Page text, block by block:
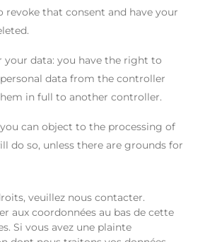
revoke that consent and have your
your data: you have the right to
data from the controller
in full to another controller.
can object to the processing of
do so, unless there are grounds for
veuillez nous contacter.
aux coordonnées au bas de cette
Si vous avez une plainte